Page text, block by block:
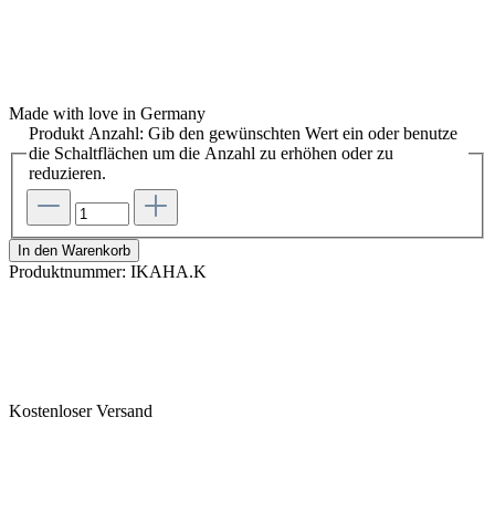
Made with love in Germany
Produkt Anzahl: Gib den gewünschten Wert ein oder benutze
die Schaltflächen um die Anzahl zu erhöhen oder zu
reduzieren.
In den Warenkorb
Produktnummer: IKAHA.K
Kostenloser Versand